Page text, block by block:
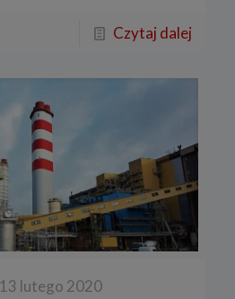
Czytaj dalej
13 lutego 2020